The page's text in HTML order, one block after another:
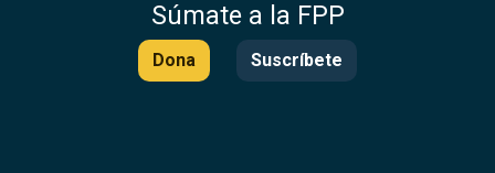
Súmate a la FPP
Dona Suscríbete